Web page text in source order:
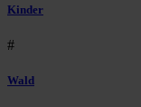
Kinder
#
Wald